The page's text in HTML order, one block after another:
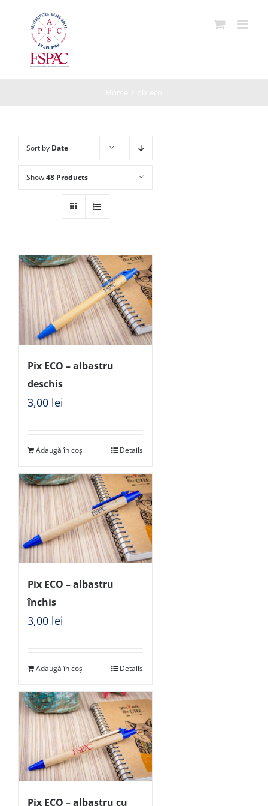
Sort by Date
Show48 Products
Pix ECO – albastru
deschis
3,00 lei
Adaugă în coș Details
Pix ECO – albastru
închis
3,00 lei
Adaugă în coș Details
Pix ECO – albastru cu